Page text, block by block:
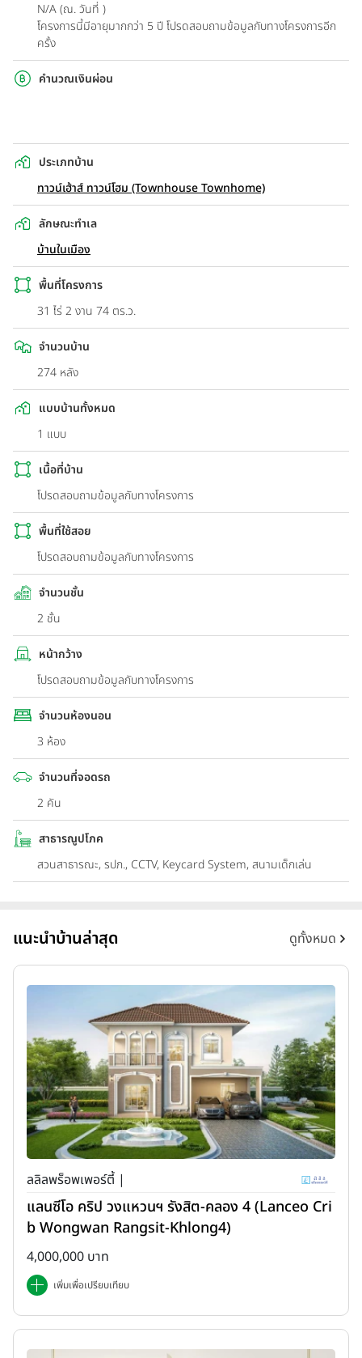
N/A (ณ. วันที่ )
โครงการนี้มีอายุมากกว่า 5 ปี โปรดสอบถามข้อมูลกับทางโครงการอีก
ครั้ง
คำนวณเงินผ่อน
ประเภทบ้าน
ทาวน์เฮ้าส์ ทาวน์โฮม (Townhouse Townhome)
ลักษณะทำเล
บ้านในเมือง
พื้นที่โครงการ
31 ไร่ 2 งาน 74 ตร.ว.
จำนวนบ้าน
274 หลัง
แบบบ้านทั้งหมด
1 แบบ
เนื้อที่บ้าน
โปรดสอบถามข้อมูลกับทางโครงการ
พื้นที่ใช้สอย
โปรดสอบถามข้อมูลกับทางโครงการ
จำนวนชั้น
2 ชั้น
หน้ากว้าง
โปรดสอบถามข้อมูลกับทางโครงการ
จำนวนห้องนอน
3 ห้อง
จำนวนที่จอดรถ
2 คัน
สาธารณูปโภค
สวนสาธารณะ, รปภ., CCTV, Keycard System, สนามเด็กเล่น
แนะนำบ้านล่าสุด ดูทั้งหมด
ลลิลพร็อพเพอร์ตี้ |
แลนซีโอ คริป วงแหวนฯ รังสิต-คลอง 4 (Lanceo Cri
b Wongwan Rangsit-Khlong4)
4,000,000 บาท
เพิ่มเพื่อเปรียบเทียบ